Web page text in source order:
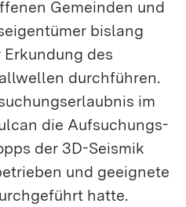
Gemeinden und
bislang
des
durchführen.
im
die Aufsuchungs­
der 3D-Seismik
und geeignete
hatte.